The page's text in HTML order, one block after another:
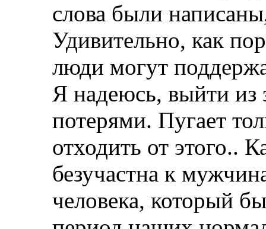
слова были
Удивительно, как
люди могут
Я надеюсь, выйти из
потерями. Пугает
отходить от этого..
безучастна к
человека, который